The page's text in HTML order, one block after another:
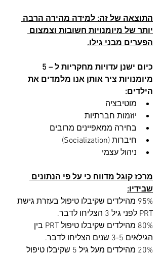
התוצאה של זה: למידה מהירה הרבה
יותר של מיומנויות חשובות וצמצום
הפערים מבני גילו.
מיומנויות ציר אותן אנו מלמדים את
הילדים:
מוטיבציה
יוזמות חברתיות
בחירה ממאפיינים מרובים
חיברות (Socialization)
ניהול עצמי
מרכז קוגל מדווח כי על פי הנתונים
שבידיו:
95% מהילדים שקיבלו טיפול בעזרת גישת
PRT לפני גיל 3 הצליחו לדבר.
80% מהילדים שקיבלו טיפול PRT בין
הגילאים 3-5 שנים הצליחו לדבר.
20% מהילדים מעל גיל 5 שקיבלו טיפול